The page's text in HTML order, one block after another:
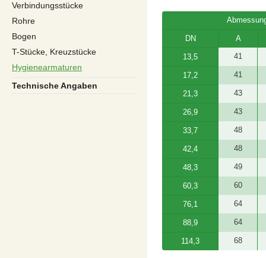
Verbindungsstücke
Rohre
Bogen
T-Stücke, Kreuzstücke
Hygienearmaturen
Technische Angaben
DN A
13,5 41
17,2 41
21,3 43
26,9 43
33,7 48
42,4 48
48,3 49
60,3 60
76,1 64
88,9 64
114,3 68